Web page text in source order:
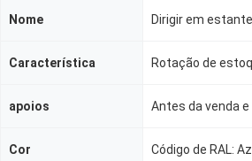
Nome Dirigir em
Característica
apoios Antes da venda
Cor